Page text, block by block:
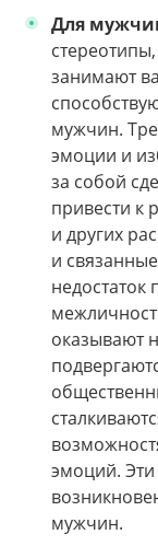
Для
занимают
мужчин.
эмоции и
за собой
привести к
и других
и
недостаток
оказывают
эмоций.
мужчин.